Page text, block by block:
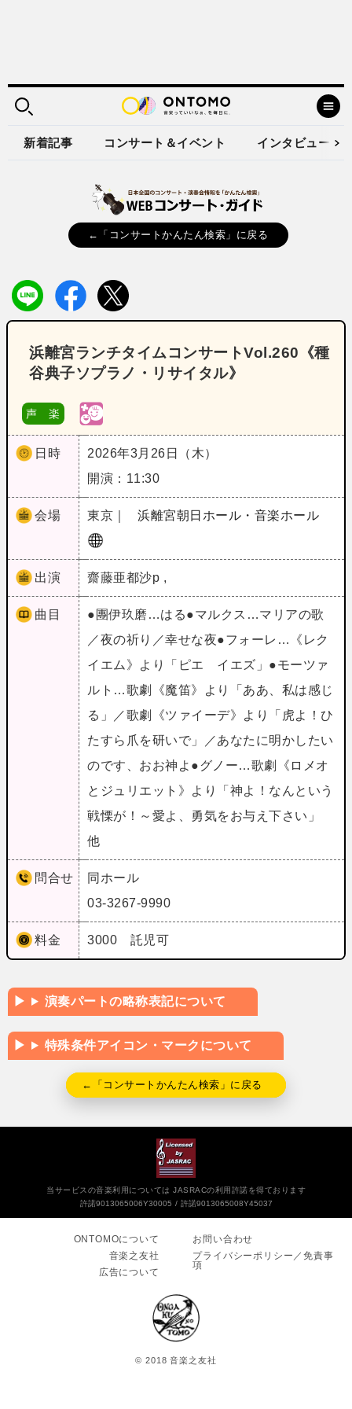
新着記事 コンサート＆イベント インタビュー
←「コンサートかんたん検索」に戻る
浜離宮ランチタイムコンサートVol.260《種
谷典子ソプラノ・リサイタル》
声 楽
日時
2026年3月26日（木）
開演：11:30
会場 東京｜ 浜離宮朝日ホール・音楽ホール
出演 齋藤亜都沙p ,
曲目
●團伊玖磨…はる●マルクス…マリアの歌
／夜の祈り／幸せな夜●フォーレ…《レク
イエム》より「ピエ イエズ」●モーツァ
ルト…歌劇《魔笛》より「ああ、私は感じ
る」／歌劇《ツァイーデ》より「虎よ！ひ
たすら爪を研いで」／あなたに明かしたい
のです、おお神よ●グノー…歌劇《ロメオ
とジュリエット》より「神よ！なんという
戦慄が！～愛よ、勇気をお与え下さい」
他
問合せ
同ホール
03-3267-9990
料金 3000 託児可
演奏パートの略称表記について
特殊条件アイコン・マークについて
←「コンサートかんたん検索」に戻る
当サービスの音楽利用については JASRACの利用許諾を得ております
許諾9013065006Y30005
許諾9013065008Y45037
ONTOMOについて
音楽之友社
広告について
お問い合わせ
プライバシーポリシー／免責事
項
© 2018 音楽之友社